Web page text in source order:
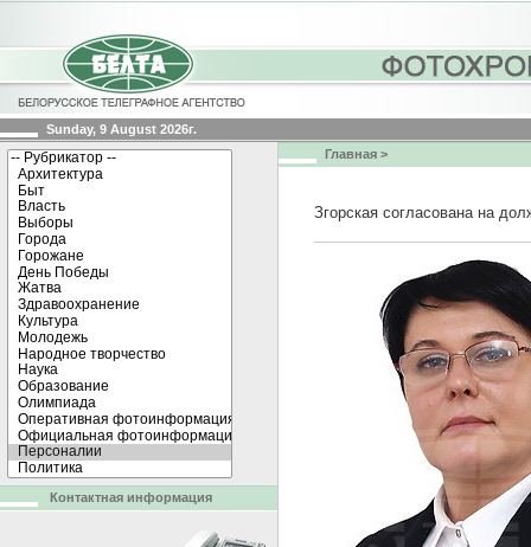
Sunday, 9 August 2026г.
Главная >
Згорская согласована на
Контактная информация